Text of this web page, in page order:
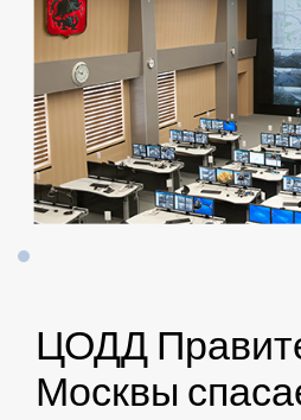
ЦОДД
Москвы